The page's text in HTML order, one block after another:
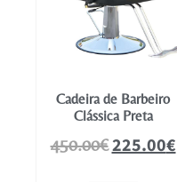
Cadeira de Barbeiro
Clássica Preta
450.00€225.00€